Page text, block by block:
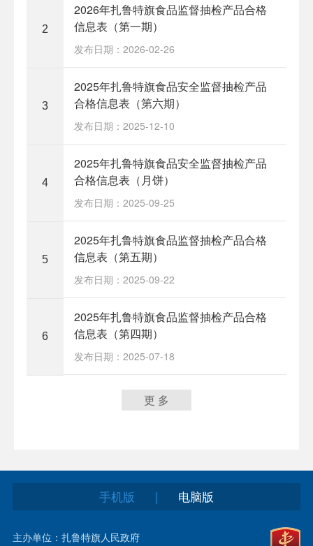
2
2026年扎鲁特旗食品监督抽检产品合格
信息表（第一期）
发布日期：2026-02-26
3
2025年扎鲁特旗食品安全监督抽检产品
合格信息表（第六期）
发布日期：2025-12-10
4
2025年扎鲁特旗食品安全监督抽检产品
合格信息表（月饼）
发布日期：2025-09-25
5
2025年扎鲁特旗食品监督抽检产品合格
信息表（第五期）
发布日期：2025-09-22
6
2025年扎鲁特旗食品监督抽检产品合格
信息表（第四期）
发布日期：2025-07-18
更 多
手机版 | 电脑版
主办单位：扎鲁特旗人民政府